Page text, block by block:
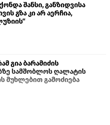
შანსი, განზიდვისა
გზა კი არ აერჩია,
გია ბარამიძის
სამშობლოს ღალატის
მუხლებით გამოძიება